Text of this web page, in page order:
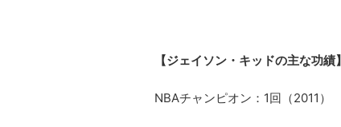
【ジェイソン・キッドの主な功績】
NBAチャンピオン：1回（2011）